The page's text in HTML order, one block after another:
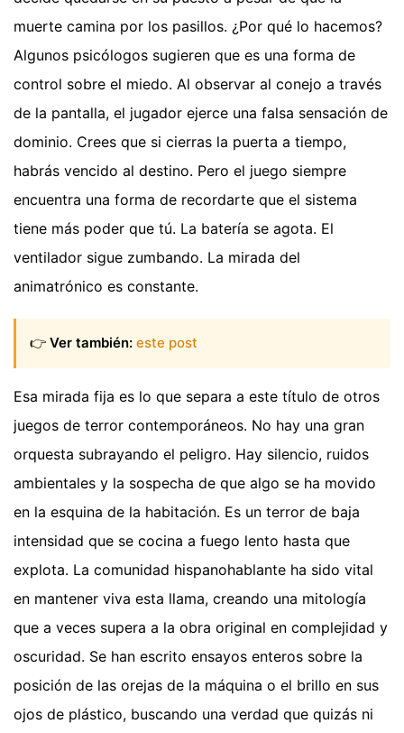
muerte camina por los pasillos. ¿Por qué lo hacemos?
Algunos psicólogos sugieren que es una forma de
control sobre el miedo. Al observar al conejo a través
de la pantalla, el jugador ejerce una falsa sensación de
dominio. Crees que si cierras la puerta a tiempo,
habrás vencido al destino. Pero el juego siempre
encuentra una forma de recordarte que el sistema
tiene más poder que tú. La batería se agota. El
ventilador sigue zumbando. La mirada del
animatrónico es constante.
👉 Ver también: este post
Esa mirada fija es lo que separa a este título de otros
juegos de terror contemporáneos. No hay una gran
orquesta subrayando el peligro. Hay silencio, ruidos
ambientales y la sospecha de que algo se ha movido
en la esquina de la habitación. Es un terror de baja
intensidad que se cocina a fuego lento hasta que
explota. La comunidad hispanohablante ha sido vital
en mantener viva esta llama, creando una mitología
que a veces supera a la obra original en complejidad y
oscuridad. Se han escrito ensayos enteros sobre la
posición de las orejas de la máquina o el brillo en sus
ojos de plástico, buscando una verdad que quizás ni